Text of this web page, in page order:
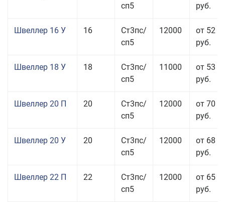
сп5
руб.
Швеллер 16 У 16
Ст3пс/
сп5
12000
от 52
руб.
Швеллер 18 У 18
Ст3пс/
сп5
11000
от 53
руб.
Швеллер 20 П 20
Ст3пс/
сп5
12000
от 70
руб.
Швеллер 20 У 20
Ст3пс/
сп5
12000
от 68
руб.
Швеллер 22 П 22
Ст3пс/
сп5
12000
от 65
руб.